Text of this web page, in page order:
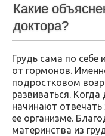
Какие
доктора?
Грудь сама по себе
от гормонов.
подростковом
развиваться.
начинают
ее организме.
материнства из